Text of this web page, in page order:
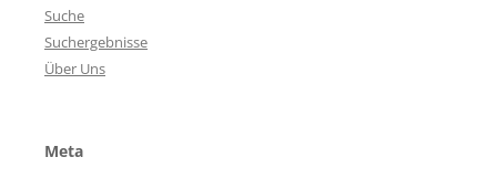
Suche
Suchergebnisse
Über Uns
Meta